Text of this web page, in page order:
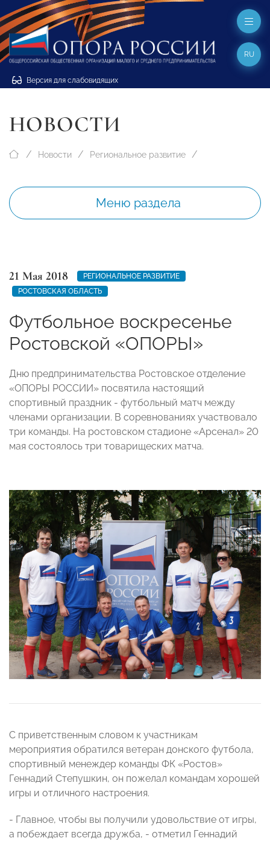
Версия для слабовидящих
RU
НОВОСТИ
Новости Региональное развитие
Меню раздела
21 Мая 2018
РЕГИОНАЛЬНОЕ РАЗВИТИЕ
РОСТОВСКАЯ ОБЛАСТЬ
Футбольное воскресенье
Ростовской «ОПОРЫ»
Дню предпринимательства Ростовское отделение
«ОПОРЫ РОССИИ» посвятила настоящий
спортивный праздник - футбольный матч между
членами организации. В соревнованиях участвовало
три команды. На ростовском стадионе «Арсенал» 20
мая состоялось три товарищеских матча.
С приветственным словом к участникам
мероприятия обратился ветеран донского футбола,
спортивный менеждер команды ФК «Ростов»
Геннадий Степушкин, он пожелал командам хорошей
игры и отличного настроения.
- Главное, чтобы вы получили удовольствие от игры,
а побеждает всегда дружба, - отметил Геннадий